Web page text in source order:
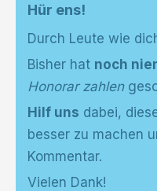
Hür ens!
Durch Leute wie
Bisher hat noch
Honorar zahlen
Hilf uns dabei,
besser zu machen
Kommentar.
Vielen Dank!